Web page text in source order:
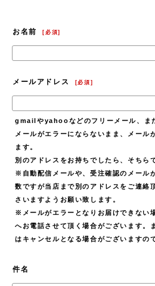
お名前 [必須]
メールアドレス [必須 ]
gmailやyahooなどのフリーメール、ま
メールがエラーにならないまま、メール
ます。
別のアドレスをお持ちでしたら、そちら
※自動配信メールや、受注確認のメール
数ですが当店まで別のアドレスをご連絡
さいますようお願い致します。
※メールがエラーとなりお届けできない
へお電話させて頂く場合がございます。
はキャンセルとなる場合がございますの
件名